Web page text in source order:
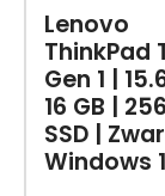
Lenovo
ThinkPad
Gen 1 |
16 GB |
SSD |
Windows